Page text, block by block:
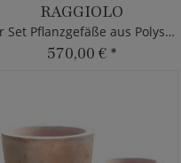
RAGGIOLO
2er Set Pflanzgefäße aus Polystone
570,00 € *